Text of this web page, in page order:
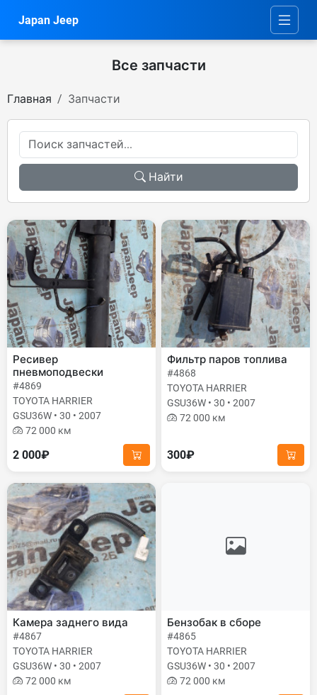
Japan Jeep
Все запчасти
Главная Запчасти
Найти
Ресивер
пневмоподвески
#4869
TOYOTA HARRIER
GSU36W • 30 • 2007
72 000 км
2 000₽
Фильтр паров топлива
#4868
TOYOTA HARRIER
GSU36W • 30 • 2007
72 000 км
300₽
Камера заднего вида
#4867
TOYOTA HARRIER
GSU36W • 30 • 2007
72 000 км
Бензобак в сборе
#4865
TOYOTA HARRIER
GSU36W • 30 • 2007
72 000 км